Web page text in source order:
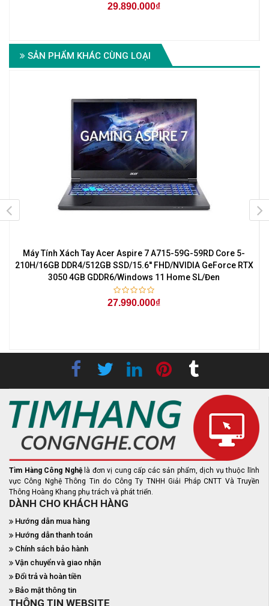
29.890.000₫
SẢN PHẨM KHÁC CÙNG LOẠI
Máy Tính Xách Tay Acer Aspire 7 A715-59G-59RD Core 5-
210H/16GB DDR4/512GB SSD/15.6'' FHD/NVIDIA GeForce RTX
3050 4GB GDDR6/Windows 11 Home SL/Đen
27.990.000₫
Tìm Hàng Công Nghệ là đơn vị cung cấp các sản phẩm, dịch vụ thuộc lĩnh
vực Công Nghệ Thông Tin do Công Ty TNHH Giải Pháp CNTT Và Truyền
Thông Hoàng Khang phụ trách và phát triển.
DÀNH CHO KHÁCH HÀNG
Hướng dẫn mua hàng
Hướng dẫn thanh toán
Chính sách bảo hành
Vận chuyển và giao nhận
Đổi trả và hoàn tiền
Bảo mật thông tin
THÔNG TIN WEBSITE